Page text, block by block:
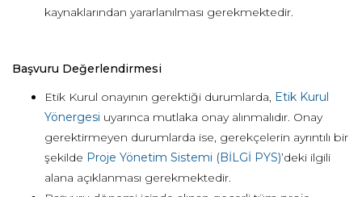
kaynaklarından yararlanılması gerekmektedir.
Başvuru Değerlendirmesi
Etik Kurul onayının gerektiği durumlarda, Etik Kurul
Yönergesi uyarınca mutlaka onay alınmalıdır. Onay
gerektirmeyen durumlarda ise, gerekçelerin ayrıntılı bir
şekilde Proje Yönetim Sistemi (BİLGİ PYS)’deki ilgili
alana açıklanması gerekmektedir.